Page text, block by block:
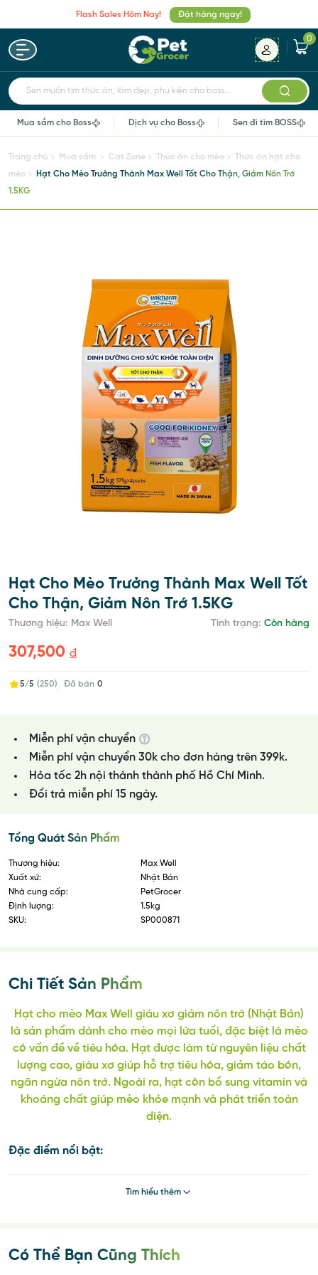
Flash Sales Hôm Nay! Đặt hàng ngay!
0
Sen muốn tìm thức ăn, làm đẹp, phụ kiện cho boss...
Mua sắm cho Boss Dịch vụ cho Boss Sen đi tìm BOSS
Trang chủ Mua sắm Cat Zone Thức ăn cho mèo
Thức ăn hạt cho
mèo
Hạt Cho Mèo Trưởng Thành Max Well Tốt Cho Thận, Giảm Nôn Trớ
1.5KG
Hạt Cho Mèo Trưởng Thành Max Well Tốt
Cho Thận, Giảm Nôn Trớ 1.5KG
Thương hiệu: Max Well Tình trạng: Còn hàng
307,500 đ
5/5 (250) Đã bán 0
Miễn phí vận chuyển
Miễn phí vận chuyển 30k cho đơn hàng trên 399k.
Hỏa tốc 2h nội thành thành phố Hồ Chí Minh.
Đổi trả miễn phí 15 ngày.
Tổng Quát Sản Phẩm
Thương hiệu:
Max Well
Xuất xứ:
Nhật Bản
Nhà cung cấp:
PetGrocer
Định lượng:
1.5kg
SKU:
SP000871
Chi Tiết Sản Phẩm
Hạt cho mèo Max Well giàu xơ giảm nôn trớ (Nhật Bản)
là sản phẩm dành cho mèo mọi lứa tuổi, đặc biệt là mèo
có vấn đề về tiêu hóa. Hạt được làm từ nguyên liệu chất
lượng cao, giàu xơ giúp hỗ trợ tiêu hóa, giảm táo bón,
ngăn ngừa nôn trớ. Ngoài ra, hạt còn bổ sung vitamin và
khoáng chất giúp mèo khỏe mạnh và phát triển toàn
diện.
Đặc điểm nổi bật:
Điều chỉnh thành phần Acid béo omega-6 để duy trì
Hạt thức ăn có khả năng thấm hút cao giúp tiêu hóa
nhanh trong dạ dày.
Tìm hiểu thêm
Có Thể Bạn Cũng Thích